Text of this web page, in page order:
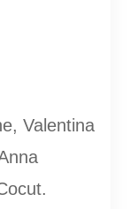
Valentina